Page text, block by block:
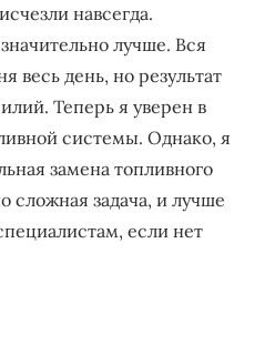
навсегда.
лучше. Вся
весь день, но результат
Теперь я уверен в
системы. Однако, я
замена топливного
сложная задача, и лучше
если нет